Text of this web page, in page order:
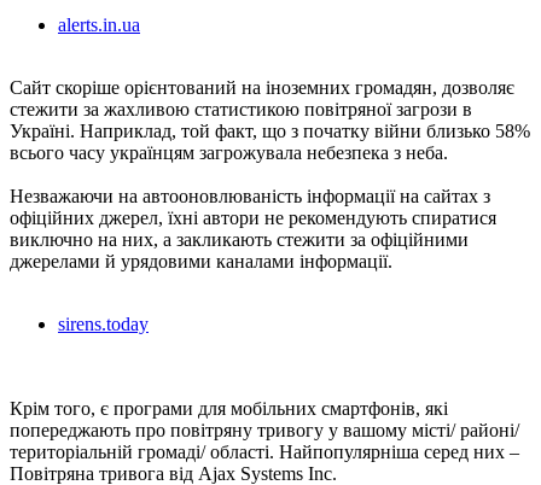
alerts.in.ua
Сайт скоріше орієнтований на іноземних громадян, дозволяє
стежити за жахливою статистикою повітряної загрози в
Україні. Наприклад, той факт, що з початку війни близько 58%
всього часу українцям загрожувала небезпека з неба.
Незважаючи на автооновлюваність інформації на сайтах з
офіційних джерел, їхні автори не рекомендують спиратися
виключно на них, а закликають стежити за офіційними
джерелами й урядовими каналами інформації.
sirens.today
Крім того, є програми для мобільних смартфонів, які
попереджають про повітряну тривогу у вашому місті/ районі/
територіальній громаді/ області. Найпопулярніша серед них –
Повітряна тривога від Ajax Systems Inc.